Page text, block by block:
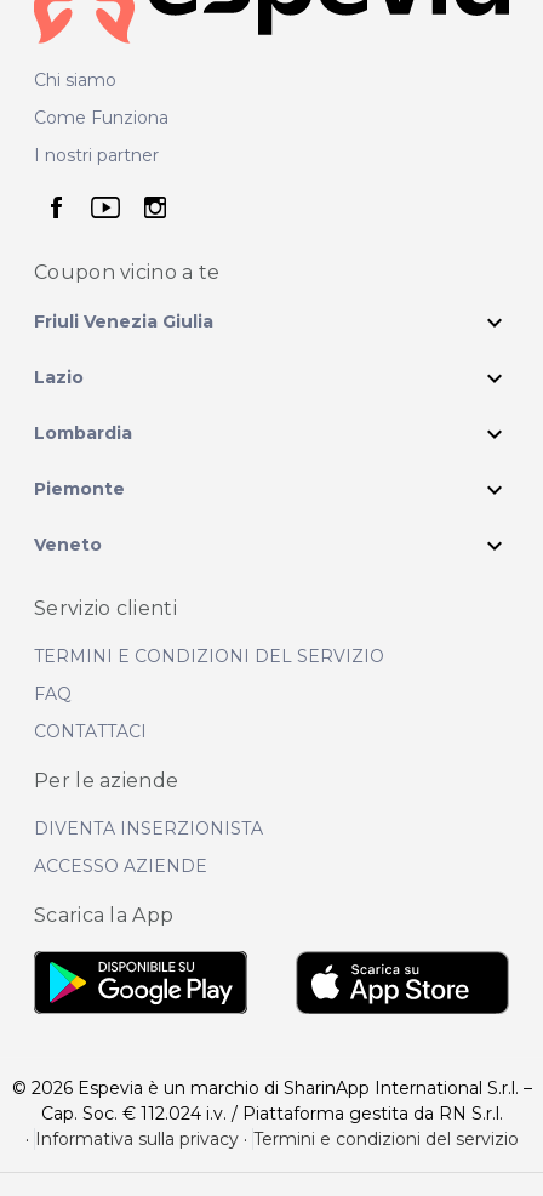
Chi siamo
Come Funziona
I nostri partner
seguici su facebook
seguici su youtube
seguici su instagram
Coupon vicino a te
Friuli Venezia Giulia expand_more
Lazio expand_more
Lombardia expand_more
Piemonte expand_more
Veneto expand_more
Servizio clienti
TERMINI E CONDIZIONI DEL SERVIZIO
FAQ
CONTATTACI
Per le aziende
DIVENTA INSERZIONISTA
ACCESSO AZIENDE
Scarica la App
© 2026 Espevia è un marchio di SharinApp International S.r.l. –
Cap. Soc. € 112.024 i.v. / Piattaforma gestita da RN S.r.l.
· Informativa sulla privacy· Termini e condizioni del servizio